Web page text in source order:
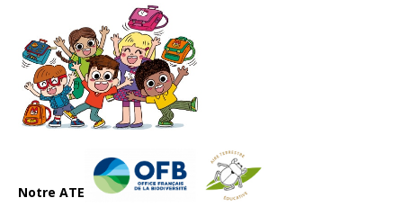
Notre ATE